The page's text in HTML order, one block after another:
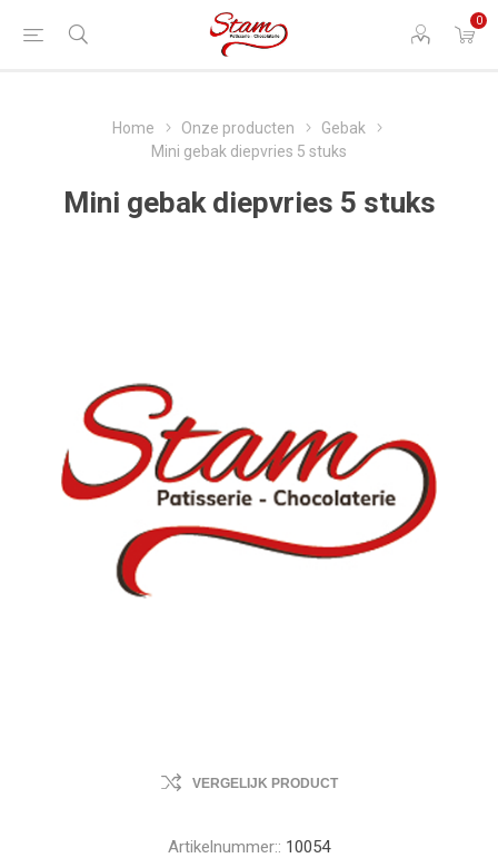
0
Home Onze producten
Gebak
Mini gebak diepvries 5 stuks
Mini gebak diepvries 5 stuks
VERGELIJK PRODUCT
Artikelnummer:: 10054